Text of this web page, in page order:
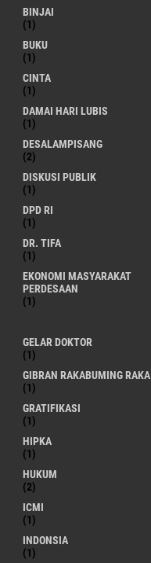
BINJAI
(1)
BUKU
(1)
CINTA
(1)
DAMAI HARI LUBIS
(1)
DESALAMPISANG
(2)
DISKUSI PUBLIK
(1)
DPD RI
(1)
DR. TIFA
(1)
EKONOMI MASYARAKAT
PERDESAAN
(1)
GELAR DOKTOR
(1)
GIBRAN RAKABUMING RAKA
(1)
GRATIFIKASI
(1)
HIPKA
(1)
HUKUM
(2)
ICMI
(1)
INDONSIA
(1)